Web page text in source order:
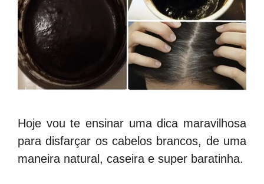
Hoje vou te ensinar uma dica maravilhosa
para disfarçar os cabelos brancos, de uma
maneira natural, caseira e super baratinha.